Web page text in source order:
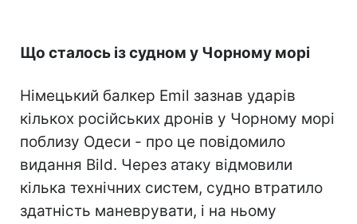
Що сталось із судном у Чорному морі
Німецький балкер Emil зазнав ударів
кількох російських дронів у Чорному морі
поблизу Одеси - про це повідомило
видання Bild. Через атаку відмовили
кілька технічних систем, судно втратило
здатність маневрувати, і на ньому